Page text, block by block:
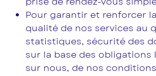
Pour garantir et renforcer
qualité de nos services au
statistiques, sécurité des
sur la base des obligations
sur nous, de nos